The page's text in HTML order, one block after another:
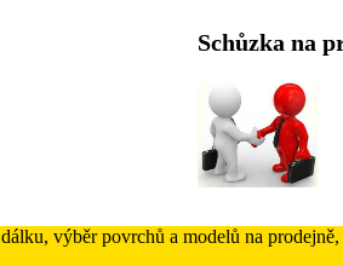
Schůzka na
výběr povrchů a modelů na